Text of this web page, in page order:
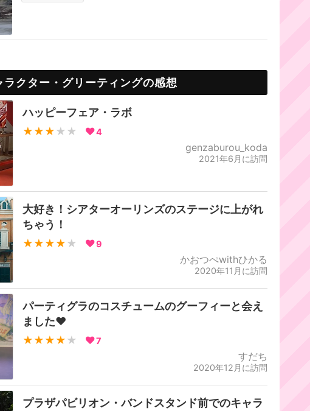
ラクター・グリーティングの感想
ハッピーフェア・ラボ
★★★ ★★ 4
genzaburou_koda
2021年6月に訪問
大好き！シアターオーリンズのステージに上がれ
ちゃう！
★★★★ ★ 9
かおつぺwithひかる
2020年11月に訪問
パーティグラのコスチュームのグーフィーと会え
ました❤️
★★★★ ★ 7
すだち
2020年12月に訪問
プラザパビリオン・バンドスタンド前でのキャラ